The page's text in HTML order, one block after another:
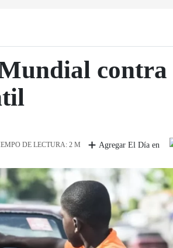
contra
DE LECTURA: 2 M Agregar El Día en